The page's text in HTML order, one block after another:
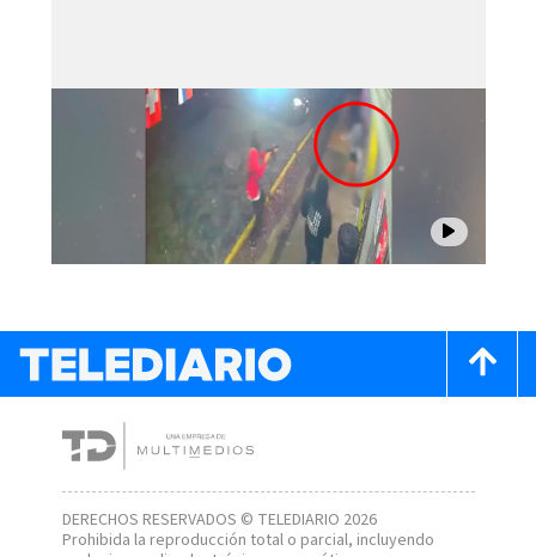
DERECHOS RESERVADOS © TELEDIARIO 2026
Prohibida la reproducción total o parcial, incluyendo